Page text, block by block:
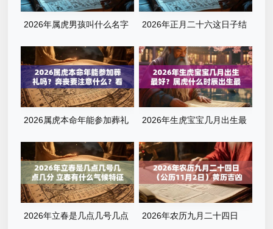
2026年属虎男孩叫什么名字
字清单
2026年正月二十六这日子结
2026属虎本命年能参加葬礼
篇就懂了
2026年生虎宝宝几月出生最
运？全解析来了
2026年立春是几点几号几点 2026年农历九月二十四日